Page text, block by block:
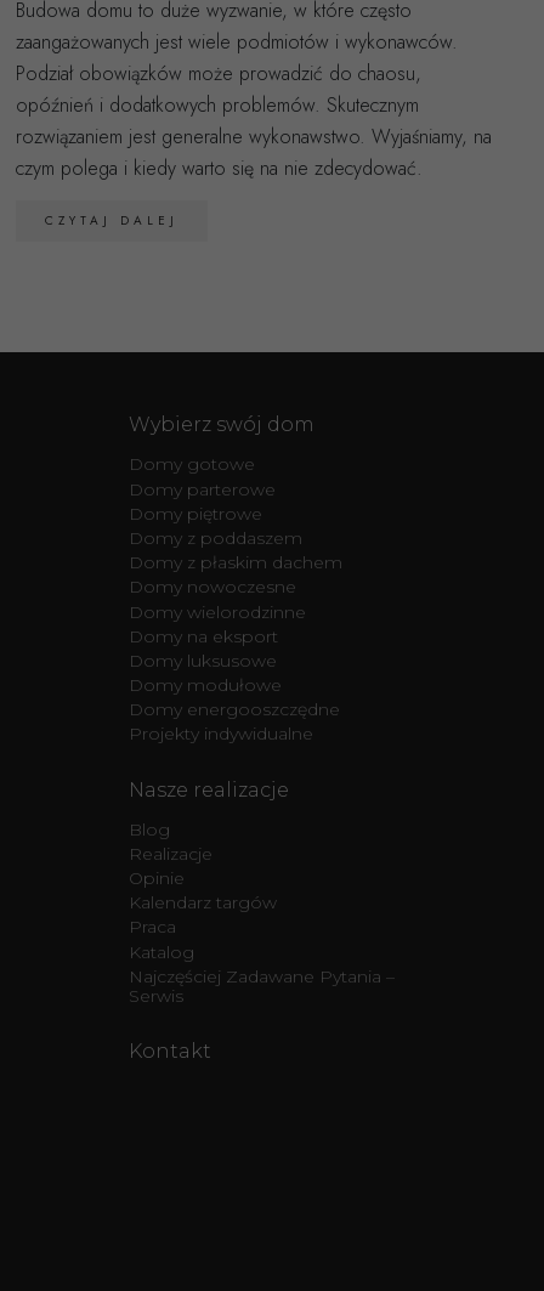
Budowa domu to duże wyzwanie, w które często
zaangażowanych jest wiele podmiotów i wykonawców.
Podział obowiązków może prowadzić do chaosu,
opóźnień i dodatkowych problemów. Skutecznym
rozwiązaniem jest generalne wykonawstwo. Wyjaśniamy, na
czym polega i kiedy warto się na nie zdecydować.
CZYTAJ DALEJ
Wybierz swój dom
Domy gotowe
Domy parterowe
Domy piętrowe
Domy z poddaszem
Domy z płaskim dachem
Domy nowoczesne
Domy wielorodzinne
Domy na eksport
Domy luksusowe
Domy modułowe
Domy energooszczędne
Projekty indywidualne
Nasze realizacje
Blog
Realizacje
Opinie
Kalendarz targów
Praca
Katalog
Najczęściej Zadawane Pytania –
Serwis
Kontakt